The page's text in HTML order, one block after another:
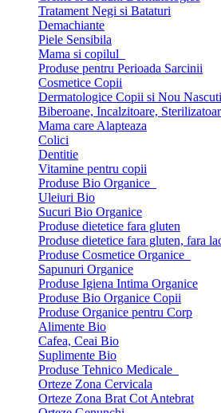
Tratament Negi si Bataturi
Demachiante
Piele Sensibila
Mama si copilul
Produse pentru Perioada Sarcinii
Cosmetice Copii
Dermatologice Copii si Nou Nascuti
Biberoane, Incalzitoare,
Mama care Alapteaza
Colici
Dentitie
Vitamine pentru copii
Produse Bio Organice
Uleiuri Bio
Sucuri Bio Organice
Produse dietetice fara gluten
Produse dietetice fara gluten, fara
Produse Cosmetice Organice
Sapunuri Organice
Produse Igiena Intima Organice
Produse Bio Organice Copii
Produse Organice pentru Corp
Alimente Bio
Cafea, Ceai Bio
Suplimente Bio
Produse Tehnico Medicale
Orteze Zona Cervicala
Orteze Zona Brat Cot Antebrat